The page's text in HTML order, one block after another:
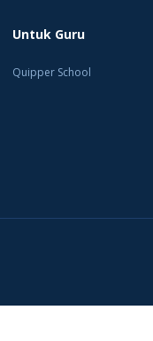
Untuk Guru
Quipper School